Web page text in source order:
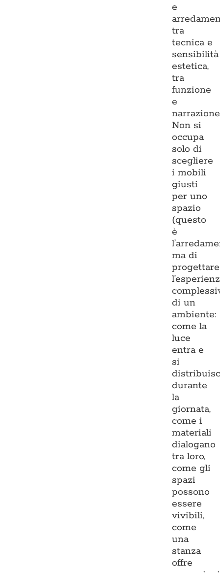
e
tra
tecnica e
sensibilità
estetica,
tra
funzione
e
Non si
occupa
solo di
scegliere
i mobili
giusti
per uno
spazio
(questo
è
ma di
progettare
di un
ambiente:
come la
luce
entra e
si
durante
la
giornata,
come i
materiali
dialogano
tra loro,
come gli
spazi
possono
essere
vivibili,
come
una
stanza
offre